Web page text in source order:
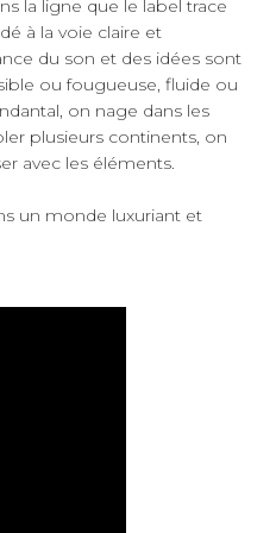
la ligne que le label trace
à la voie claire et
du son et des idées sont
ou fougueuse, fluide ou
on nage dans les
plusieurs continents, on
avec les éléments.
un monde luxuriant et